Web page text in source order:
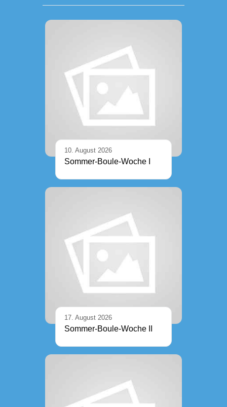
10. August 2026
Sommer-Boule-Woche I
17. August 2026
Sommer-Boule-Woche II